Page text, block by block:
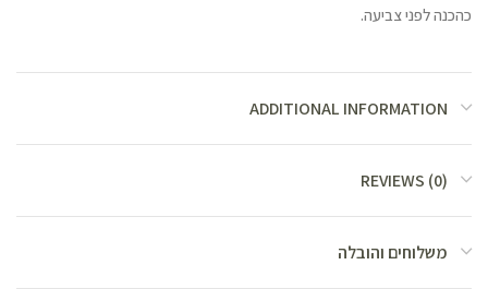
כהכנה לפני צביעה.
ADDITIONAL INFORMATION
REVIEWS (0)
משלוחים והובלה